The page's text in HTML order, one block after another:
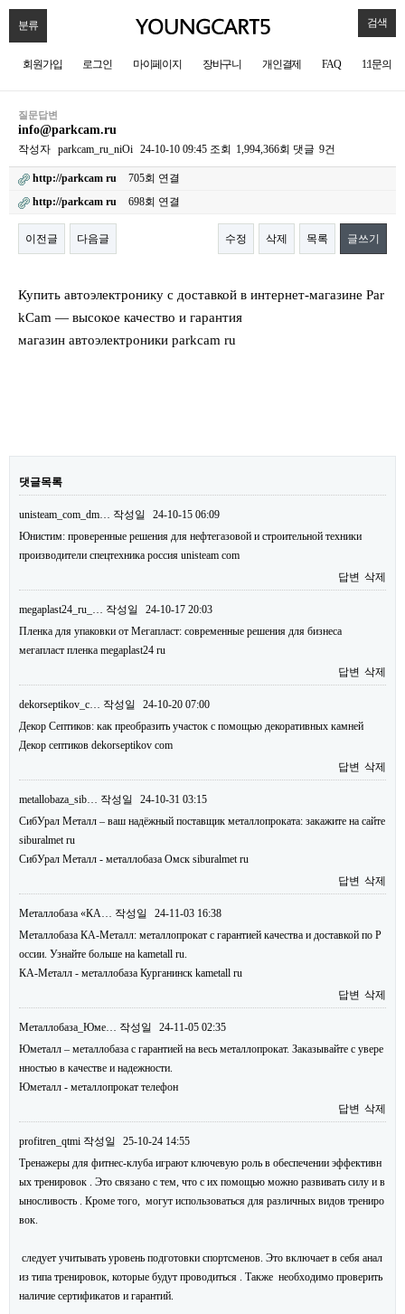
분류 검색
회원가입 로그인 마이페이지 장바구니 개인결제 FAQ 1:1문의
질문답변
info@parkcam.ru
작성자 parkcam_ru_niOi 24-10-10 09:45 조회 1,994,366회 댓글 9건
http://parkcam ru
705회 연결
http://parkcam ru
698회 연결
이전글 다음글 수정 삭제 목록 글쓰기
Купить автоэлектронику с доставкой в интернет-магазине Par
kCam — высокое качество и гарантия
магазин автоэлектроники parkcam ru
댓글목록
unisteam_com_dm… 작성일
24-10-15 06:09
Юнистим: проверенные решения для нефтегазовой и строительной техники
производители спецтехника россия unisteam com
답변 삭제
megaplast24_ru_… 작성일
24-10-17 20:03
Пленка для упаковки от Мегапласт: современные решения для бизнеса
мегапласт пленка megaplast24 ru
답변 삭제
dekorseptikov_c… 작성일
24-10-20 07:00
Декор Септиков: как преобразить участок с помощью декоративных камней
Декор септиков dekorseptikov com
답변 삭제
metallobaza_sib… 작성일
24-10-31 03:15
СибУрал Металл – ваш надёжный поставщик металлопроката: закажите на сайте
siburalmet ru
СибУрал Металл - металлобаза Омск siburalmet ru
답변 삭제
Металлобаза «КА… 작성일
24-11-03 16:38
Металлобаза КА-Металл: металлопрокат с гарантией качества и доставкой по Р
оссии. Узнайте больше на kametall ru.
КА-Металл - металлобаза Курганинск kametall ru
답변 삭제
Металлобаза_Юме… 작성일
24-11-05 02:35
Юметалл – металлобаза с гарантией на весь металлопрокат. Заказывайте с увере
нностью в качестве и надежности.
Юметалл - металлопрокат телефон
답변 삭제
profitren_qtmi 작성일
25-10-24 14:55
Тренажеры для фитнес-клуба играют ключевую роль в обеспечении эффективн
ых тренировок . Это связано с тем, что с их помощью можно развивать силу и в
ыносливость . Кроме того, могут использоваться для различных видов трениро
вок.
следует учитывать уровень подготовки спортсменов. Это включает в себя анал
из типа тренировок, которые будут проводиться . Также необходимо проверить
наличие сертификатов и гарантий.